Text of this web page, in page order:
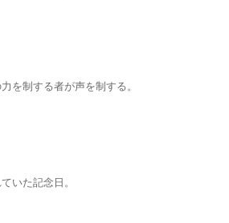
を制する者が声を制する。
いた記念日。